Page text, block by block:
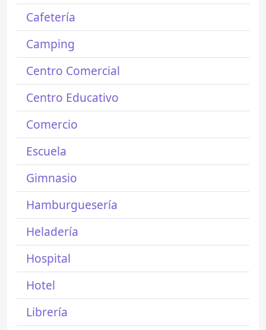
Cafetería
Camping
Centro Comercial
Centro Educativo
Comercio
Escuela
Gimnasio
Hamburguesería
Heladería
Hospital
Hotel
Librería